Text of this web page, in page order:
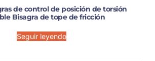
de control de posición de torsión
Bisagra de tope de fricción
Seguir leyendo